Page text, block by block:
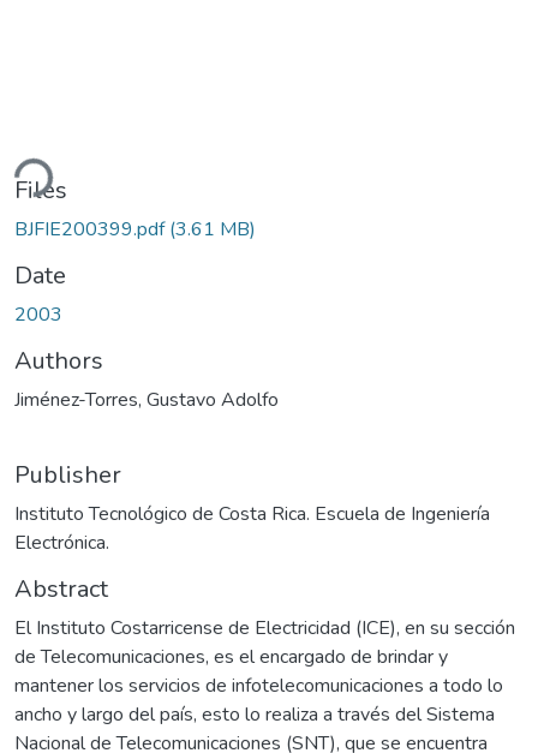
Files
BJFIE200399.pdf(3.61 MB)
Date
2003
Authors
Jiménez-Torres, Gustavo Adolfo
Publisher
Instituto Tecnológico de Costa Rica. Escuela de Ingeniería
Electrónica.
Abstract
El Instituto Costarricense de Electricidad (ICE), en su sección
de Telecomunicaciones, es el encargado de brindar y
mantener los servicios de infotelecomunicaciones a todo lo
ancho y largo del país, esto lo realiza a través del Sistema
Nacional de Telecomunicaciones (SNT), que se encuentra